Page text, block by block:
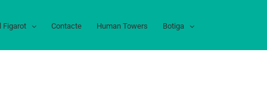
Figarot Contacte Human Towers Botiga